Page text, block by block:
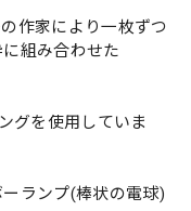
作家により一枚ずつ
組み合わせた
グを使用していま
ランプ(棒状の電球)